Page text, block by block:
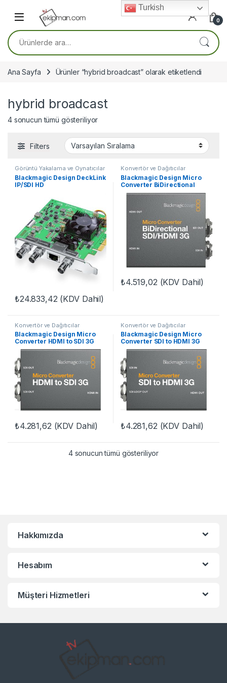
0
Ara:
Ana Sayfa Ürünler “hybrid broadcast” olarak etiketlendi
hybrid broadcast
4 sonucun tümü gösteriliyor
Filters
Görüntü Yakalama ve Oynatıcılar
Blackmagic Design DeckLink
IP/SDI HD
₺24.833,42 (KDV Dahil)
Konvertör ve Dağıtıcılar
Blackmagic Design Micro
Converter BiDirectional
SDI/HDMI 3G
₺4.519,02 (KDV Dahil)
Konvertör ve Dağıtıcılar
Blackmagic Design Micro
Converter HDMI to SDI 3G
₺4.281,62 (KDV Dahil)
Konvertör ve Dağıtıcılar
Blackmagic Design Micro
Converter SDI to HDMI 3G
₺4.281,62 (KDV Dahil)
4 sonucun tümü gösteriliyor
Hakkımızda
Hesabım
Müşteri Hizmetleri
Turkish